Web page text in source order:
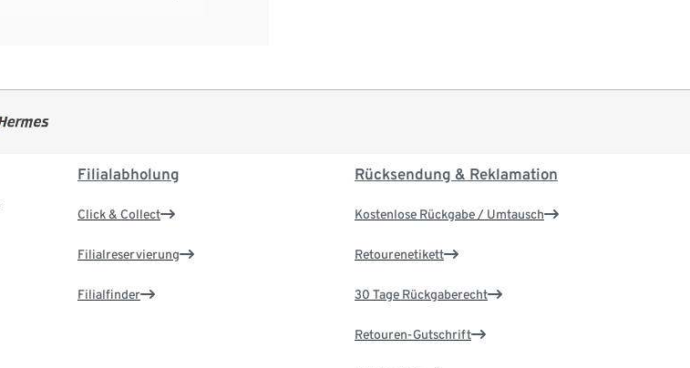
Filialabholung
Click & Collect
Filialreservierung
Filialfinder
Rücksendung & Reklamation
Kostenlose Rückgabe / Umtausch
Retourenetikett
30 Tage Rückgaberecht
Retouren-Gutschrift